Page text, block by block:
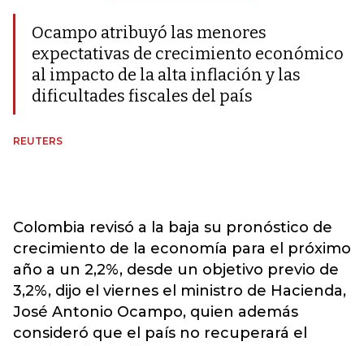
Ocampo atribuyó las menores
expectativas de crecimiento económico
al impacto de la alta inflación y las
dificultades fiscales del país
REUTERS
Colombia revisó a la baja su pronóstico de
crecimiento de la economía para el próximo
año a un 2,2%, desde un objetivo previo de
3,2%, dijo el viernes el ministro de Hacienda,
José Antonio Ocampo, quien además
consideró que el país no recuperará el